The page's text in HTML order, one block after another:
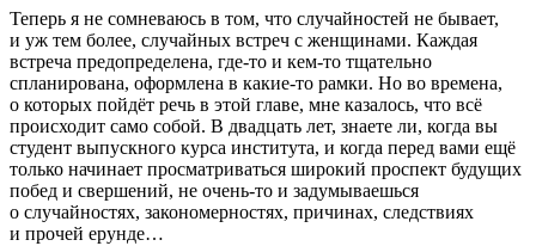
Теперь я не сомневаюсь в том, что случайностей не бывает,
и уж тем более, случайных встреч с женщинами. Каждая
встреча предопределена, где-то и кем-то тщательно
спланирована, оформлена в какие-то рамки. Но во времена,
о которых пойдёт речь в этой главе, мне казалось, что всё
происходит само собой. В двадцать лет, знаете ли, когда вы
студент выпускного курса института, и когда перед вами ещё
только начинает просматриваться широкий проспект будущих
побед и свершений, не очень-то и задумываешься
о случайностях, закономерностях, причинах, следствиях
и прочей ерунде…